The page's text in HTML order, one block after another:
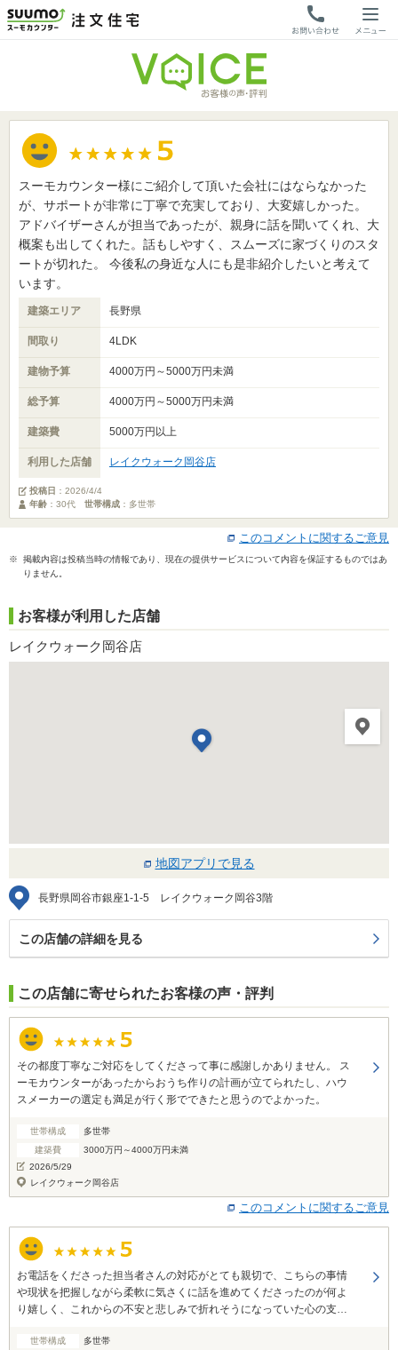
スーモカウンター様にご紹介して頂いた会社にはならなかった
が、サポートが非常に丁寧で充実しており、大変嬉しかった。
アドバイザーさんが担当であったが、親身に話を聞いてくれ、大
概案も出してくれた。話もしやすく、スムーズに家づくりのスタ
ートが切れた。 今後私の身近な人にも是非紹介したいと考えて
います。
建築エリア 長野県
間取り 4LDK
建物予算 4000万円～5000万円未満
総予算 4000万円～5000万円未満
建築費 5000万円以上
利用した店舗 レイクウォーク岡谷店
投稿日 ： 2026/4/4
年齢 ：30代 世帯構成 ：多世帯
このコメントに関するご意見
※ 掲載内容は投稿当時の情報であり、現在の提供サービスについて内容を保証するものではあ
りません。
お客様が利用した店舗
レイクウォーク岡谷店
地図アプリで見る
長野県岡谷市銀座1-1-5 レイクウォーク岡谷3階
この店舗の詳細を見る
この店舗に寄せられたお客様の声・評判
その都度丁寧なご対応をしてくださって事に感謝しかありません。 ス
ーモカウンターがあったからおうち作りの計画が立てられたし、ハウ
スメーカーの選定も満足が行く形でできたと思うのでよかった。
世帯構成
多世帯
建築費
3000万円～4000万円未満
2026/5/29
レイクウォーク岡谷店
このコメントに関するご意見
お電話をくださった担当者さんの対応がとても親切で、こちらの事情
や現状を把握しながら柔軟に気さくに話を進めてくださったのが何よ
り嬉しく、これからの不安と悲しみで折れそうになっていた心の支え
ンターに相談してよかったと感じます。本当にありがとうございまし
世帯構成
多世帯